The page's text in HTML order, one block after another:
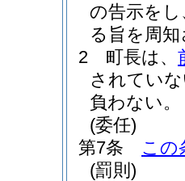
の告示を
る旨を周
2
町長は、
されてい
負わない。
(委任)
第7条
この
(罰則)